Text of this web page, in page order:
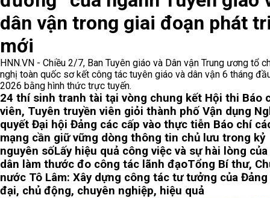
dân vận trong giai đoạn phát
mới
HNN.VN - Chiều 2/7, Ban Tuyên giáo và Dân vận Trung ương tổ
nghị toàn quốc sơ kết công tác tuyên giáo và dân vận 6 tháng
2026 bằng hình thức trực tuyến.
24 thí sinh tranh tài tại vòng chung kết Hội thi Báo
viên, Tuyên truyền viên giỏi thành phố Vận dụng
quyết Đại hội Đảng các cấp vào thực tiễn Báo chí
mạng cần giữ vững dòng thông tin chủ lưu trong kỷ
nguyên sốLấy hiệu quả công việc và sự hài lòng
dân làm thước đo công tác lãnh đạoTổng Bí thư,
nước Tô Lâm: Xây dựng công tác tư tưởng của
đại, chủ động, chuyên nghiệp, hiệu quả